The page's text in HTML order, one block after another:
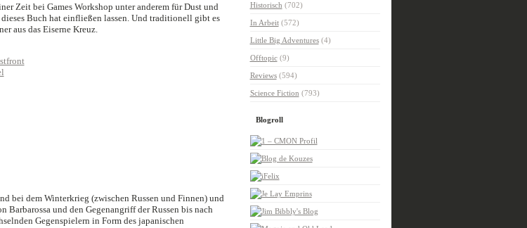
Zeit bei Games Workshop unter anderem für Dust und
Buch hat einfließen lassen. Und traditionell gibt es
aus das Eiserne Kreuz.
bei dem Winterkrieg (zwischen Russen und Finnen) und
und den Gegenangriff der Russen bis nach
Gegenspielern in Form des japanischen
Historisch (702)
In Arbeit(572)
Little Big Adventures(4)
Offtopic(9)
Reviews(594)
Science Fiction (793)
Blogroll